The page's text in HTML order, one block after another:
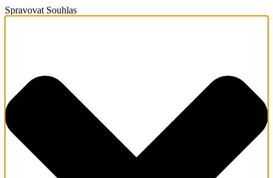
Spravovat Souhlas